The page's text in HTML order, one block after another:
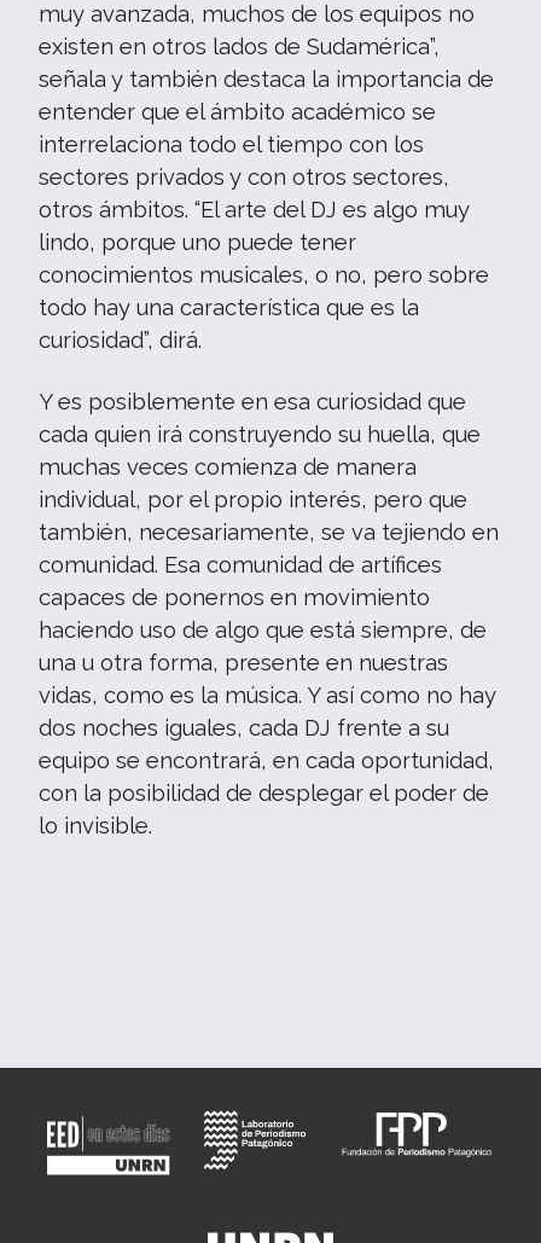
muy avanzada, muchos de los equipos no
existen en otros lados de Sudamérica”,
señala y también destaca la importancia de
entender que el ámbito académico se
interrelaciona todo el tiempo con los
sectores privados y con otros sectores,
otros ámbitos. “El arte del DJ es algo muy
lindo, porque uno puede tener
conocimientos musicales, o no, pero sobre
todo hay una característica que es la
curiosidad”, dirá.
Y es posiblemente en esa curiosidad que
cada quien irá construyendo su huella, que
muchas veces comienza de manera
individual, por el propio interés, pero que
también, necesariamente, se va tejiendo en
comunidad. Esa comunidad de artífices
capaces de ponernos en movimiento
haciendo uso de algo que está siempre, de
una u otra forma, presente en nuestras
vidas, como es la música. Y así como no hay
dos noches iguales, cada DJ frente a su
equipo se encontrará, en cada oportunidad,
con la posibilidad de desplegar el poder de
lo invisible.